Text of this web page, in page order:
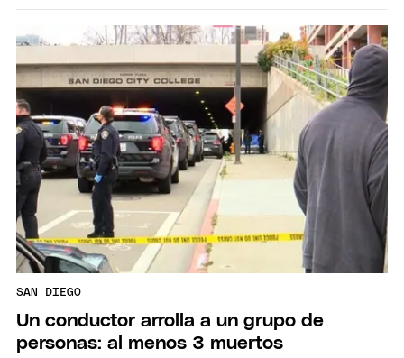
SAN DIEGO
Un conductor arrolla a un grupo de
personas: al menos 3 muertos